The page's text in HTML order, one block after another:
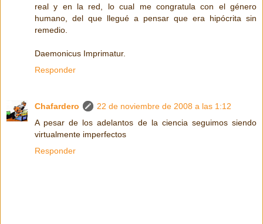
real y en la red, lo cual me congratula con el género
humano, del que llegué a pensar que era hipócrita sin
remedio.
Daemonicus Imprimatur.
Responder
Chafardero
22 de noviembre de 2008 a las 1:12
A pesar de los adelantos de la ciencia seguimos siendo
virtualmente imperfectos
Responder